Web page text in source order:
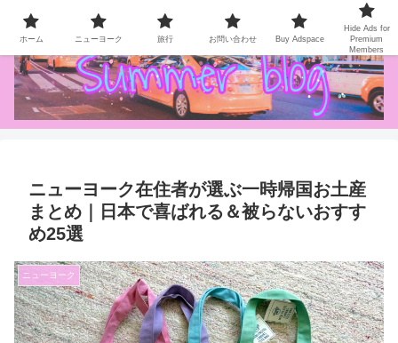
NY Life / Gourmet / Travel
ニューヨーク在住者が選ぶ一時帰国お土産
まとめ｜日本で喜ばれる＆被らないおすす
め25選
ニューヨーク
ホーム ニューヨーク 旅行 お問い合わせ Buy Adspace
Hide Ads for
Premium
Members